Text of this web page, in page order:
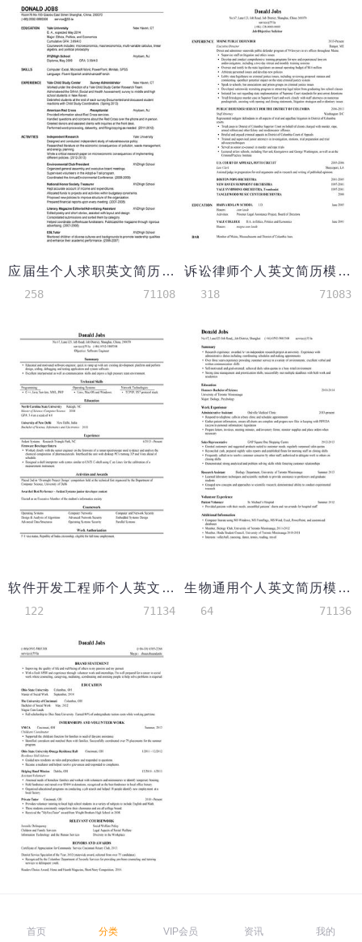
应届生个人求职英文简历模板（突出通用技能）
258 71108
诉讼律师个人英文简历模板
318 71083
软件开发工程师个人英文简历
122 71134
生物通用个人英文简历模板
64 71136
286 71079
首页 分类 VIP会员 资讯 我的